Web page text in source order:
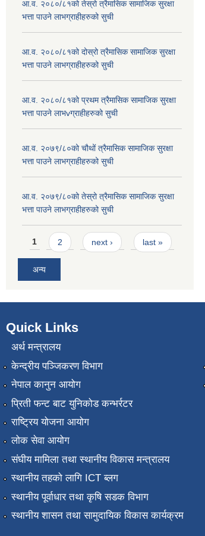
आ.व. २०८०/८१को तेस्रो त्रैमासिक सामाजिक सुरक्षा
भत्ता पाउने लाभग्राहीहरुको सुची
आ.व. २०८०/८१को दोस्रो त्रैमासिक सामाजिक सुरक्षा
भत्ता पाउने लाभग्राहीहरुको सुची
आ.व. २०८०/८१को प्रथम त्रैमासिक सामाजिक सुरक्षा
भत्ता पाउने लाभvग्राहीहरुको सुची
आ.व. २०७९/८०को चौथों त्रैमासिक सामाजिक सुरक्षा
भत्ता पाउने लाभग्राहीहरुको सुची
आ.व. २०७९/८०को तेस्रो त्रैमासिक सामाजिक सुरक्षा
भत्ता पाउने लाभग्राहीहरुको सुची
Pages
1 2 next › last »
अन्य
Quick Links
अर्थ मन्त्रालय
केन्द्रीय पञ्जिकरण विभाग
नेपाल कानुन आयोग
प्रिती फन्ट बाट युनिकोड कन्भर्रटर
राष्ट्रिय योजना आयोग
लोक सेवा आयोग
संघीय मामिला तथा स्थानीय विकास मन्त्रालय
स्थानीय तहको लागि ICT ब्लग
स्थानीय पूर्वाधार तथा कृषि सडक विभाग
स्थानीय शासन तथा सामुदायिक विकास कार्यक्रम